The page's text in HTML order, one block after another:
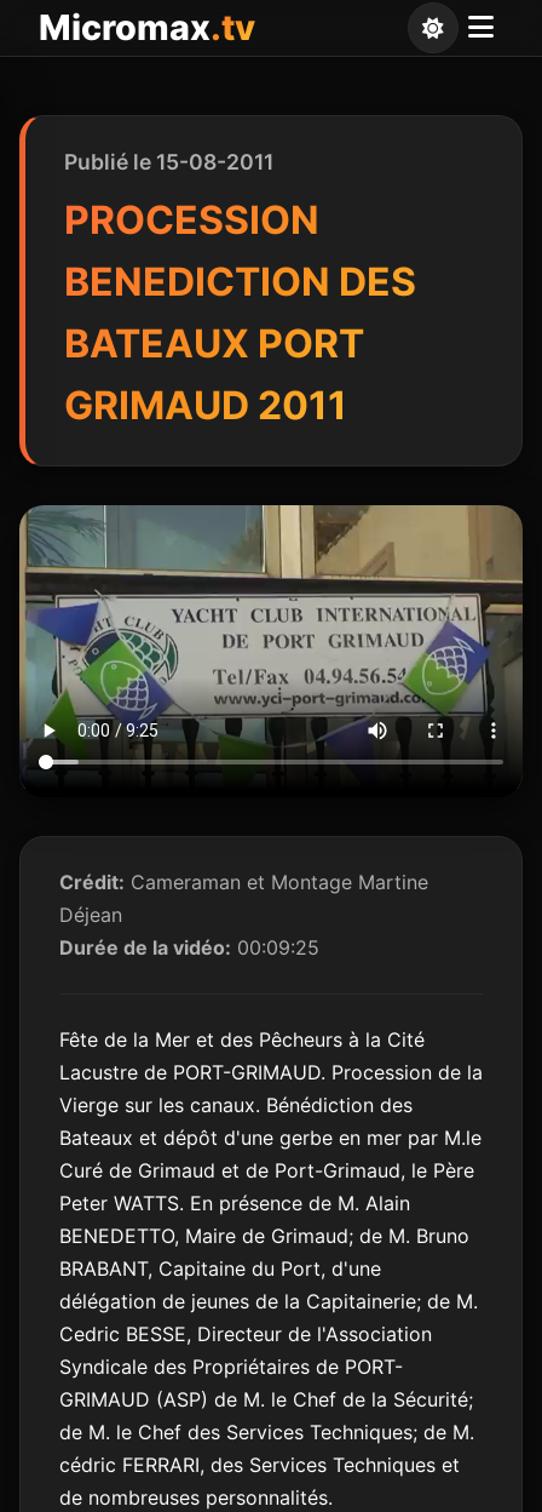
Micromax.tv
Publié le 15-08-2011
PROCESSION
BENEDICTION DES
BATEAUX PORT
GRIMAUD 2011
Crédit: Cameraman et Montage Martine
Déjean
Durée de la vidéo: 00:09:25
Fête de la Mer et des Pêcheurs à la Cité
Lacustre de PORT-GRIMAUD. Procession de la
Vierge sur les canaux. Bénédiction des
Bateaux et dépôt d'une gerbe en mer par M.le
Curé de Grimaud et de Port-Grimaud, le Père
Peter WATTS. En présence de M. Alain
BENEDETTO, Maire de Grimaud; de M. Bruno
BRABANT, Capitaine du Port, d'une
délégation de jeunes de la Capitainerie; de M.
Cedric BESSE, Directeur de l'Association
Syndicale des Propriétaires de PORT-
GRIMAUD (ASP) de M. le Chef de la Sécurité;
de M. le Chef des Services Techniques; de M.
cédric FERRARI, des Services Techniques et
de nombreuses personnalités.
Panneau de gestion des cookies